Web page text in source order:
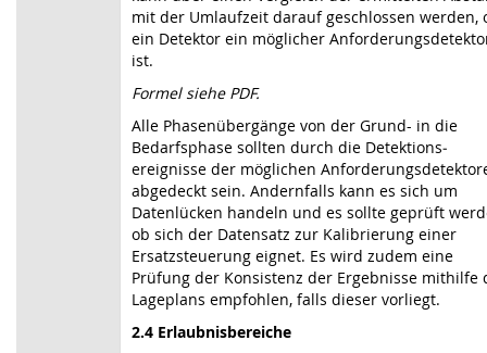
mit der Umlaufzeit darauf geschlossen werden,
ein Detektor ein möglicher
ist.
Formel siehe PDF.
Alle Phasenübergänge von der Grund- in die
Bedarfsphase sollten durch die Detektions­
ereignisse der möglichen
abgedeckt sein. Andernfalls kann es sich um
Datenlücken handeln und es sollte geprüft
ob sich der Datensatz zur Kalibrierung einer
Ersatzsteuerung eignet. Es wird zudem eine
Prüfung der Konsistenz der Ergebnisse mithilfe
Lageplans empfohlen, falls dieser vorliegt.
2.4 Erlaubnisbereiche